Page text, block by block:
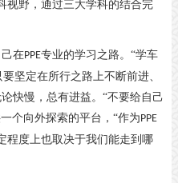
视野，通过三大学科的结合完
在PPE专业的学习之路。“学车
坚定在所行之路上不断前进、
快慢，总有进益。“不要给自己
个向外探索的平台，“作为PPE
程度上也取决于我们能走到哪